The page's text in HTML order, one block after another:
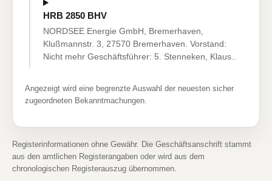
HRB 2850 BHV
NORDSEE Energie GmbH, Bremerhaven,
Klußmannstr. 3, 27570 Bremerhaven. Vorstand:
Nicht mehr Geschäftsführer: 5. Stenneken, Klaus..
Angezeigt wird eine begrenzte Auswahl der neuesten sicher
zugeordneten Bekanntmachungen.
Registerinformationen ohne Gewähr. Die Geschäftsanschrift stammt
aus den amtlichen Registerangaben oder wird aus dem
chronologischen Registerauszug übernommen.